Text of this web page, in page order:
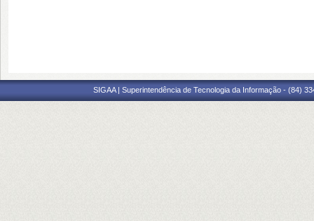
SIGAA | Superintendência de Tecnologia da Informação - (84)